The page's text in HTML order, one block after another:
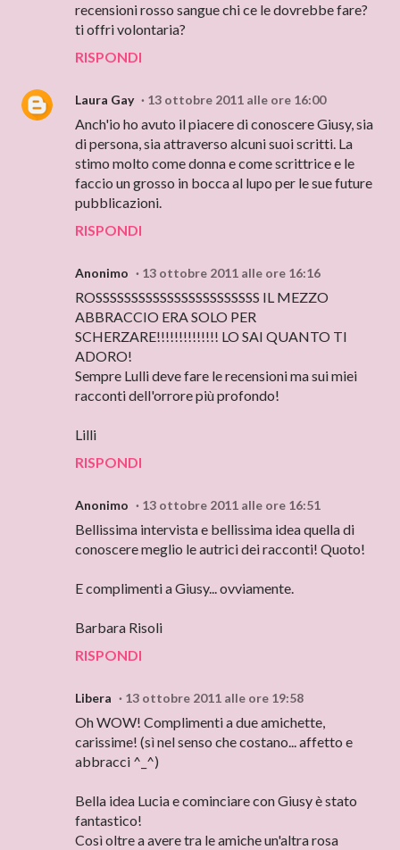
recensioni rosso sangue chi ce le dovrebbe fare?
ti offri volontaria?
RISPONDI
Laura Gay 13 ottobre 2011 alle ore 16:00
Anch'io ho avuto il piacere di conoscere Giusy, sia
di persona, sia attraverso alcuni suoi scritti. La
stimo molto come donna e come scrittrice e le
faccio un grosso in bocca al lupo per le sue future
pubblicazioni.
RISPONDI
Anonimo 13 ottobre 2011 alle ore 16:16
ROSSSSSSSSSSSSSSSSSSSSSSS IL MEZZO
ABBRACCIO ERA SOLO PER
SCHERZARE!!!!!!!!!!!!!! LO SAI QUANTO TI
ADORO!
Sempre Lulli deve fare le recensioni ma sui miei
racconti dell'orrore più profondo!
Lilli
RISPONDI
Anonimo 13 ottobre 2011 alle ore 16:51
Bellissima intervista e bellissima idea quella di
conoscere meglio le autrici dei racconti! Quoto!
E complimenti a Giusy... ovviamente.
Barbara Risoli
RISPONDI
Libera 13 ottobre 2011 alle ore 19:58
Oh WOW! Complimenti a due amichette,
carissime! (sì nel senso che costano... affetto e
abbracci ^_^)
Bella idea Lucia e cominciare con Giusy è stato
fantastico!
Così oltre a avere tra le amiche un'altra rosa